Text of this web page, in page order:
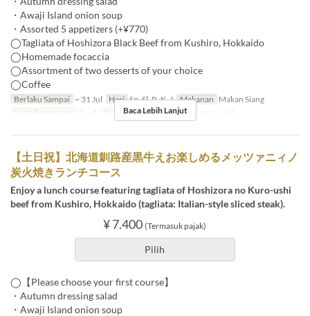
・Awaji Island onion soup
・Assorted 5 appetizers (+¥770)
◯Tagliata of Hoshizora Black Beef from Kushiro, Hokkaido
◯Homemade focaccia
◯Assortment of two desserts of your choice
◯Coffee
Berlaku Sampai ~ 31 Jul Hari Sn, Sl, R, K, J Makanan Makan Siang
Limit Pemesanan
1 ~ 8 Kategori Tempat Duduk Restaurant
Baca Lebih Lanjut
【土日祝】北海道釧路産黒牛えお楽しめるメッツァニィノ
炭火焼きランチコース
Enjoy a lunch course featuring tagliata of Hoshizora no Kuro-ushi
beef from Kushiro, Hokkaido (tagliata: Italian-style sliced steak).
¥ 7.400 (Termasuk pajak)
Pilih
◯【Please choose your first course】
・Autumn dressing salad
・Awaji Island onion soup